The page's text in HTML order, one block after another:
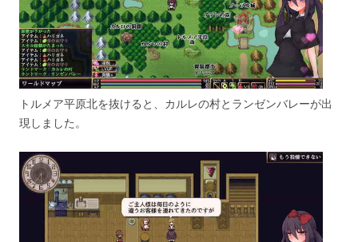
トルメア平原北を抜けると、カルレの村とランゼンバレーが出
現しました。